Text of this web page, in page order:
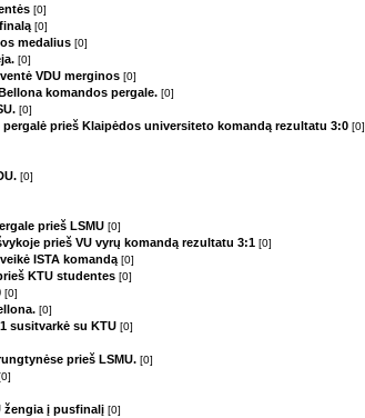
[0]
[0]
medalius [0]
[0]
VDU merginos [0]
komandos pergale. [0]
[0]
prieš Klaipėdos universiteto komandą rezultatu 3:0 [0]
[0]
prieš LSMU [0]
prieš VU vyrų komandą rezultatu 3:1 [0]
ISTA komandą [0]
KTU studentes [0]
[0]
[0]
susitvarkė su KTU [0]
prieš LSMU. [0]
žengia į pusfinalį [0]